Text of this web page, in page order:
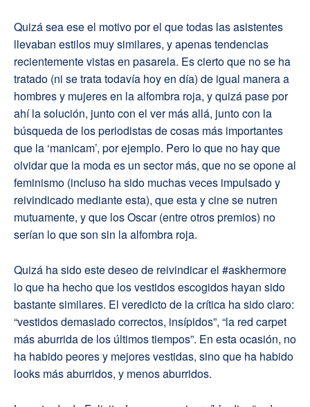
Quizá sea ese el motivo por el que todas las asistentes
llevaban estilos muy similares, y apenas tendencias
recientemente vistas en pasarela. Es cierto que no se ha
tratado (ni se trata todavía hoy en día) de igual manera a
hombres y mujeres en la alfombra roja, y quizá pase por
ahí la solución, junto con el ver más allá, junto con la
búsqueda de los periodistas de cosas más importantes
que la ‘manicam’, por ejemplo. Pero lo que no hay que
olvidar que la moda es un sector más, que no se opone al
feminismo (incluso ha sido muchas veces impulsado y
reivindicado mediante esta), que esta y cine se nutren
mutuamente, y que los Oscar (entre otros premios) no
serían lo que son sin la alfombra roja.
Quizá ha sido este deseo de reivindicar el #askhermore
lo que ha hecho que los vestidos escogidos hayan sido
bastante similares. El veredicto de la crítica ha sido claro:
“vestidos demasiado correctos, insípidos”, “la red carpet
más aburrida de los últimos tiempos”. En esta ocasión, no
ha habido peores y mejores vestidas, sino que ha habido
looks más aburridos, y menos aburridos.